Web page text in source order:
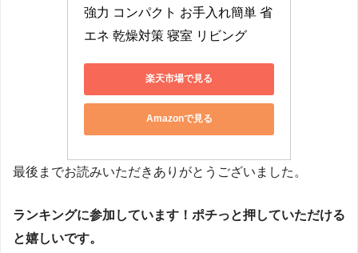
強力 コンパクト お手入れ簡単 省
エネ 乾燥対策 寝室 リビング
楽天市場で見る
Amazonで見る
最後までお読みいただきありがとうございました。
ランキングに参加しています！ポチっと押していただける
と嬉しいです。